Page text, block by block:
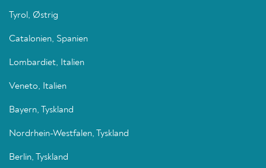
Tyrol, Østrig
Catalonien, Spanien
Lombardiet, Italien
Veneto, Italien
Bayern, Tyskland
Nordrhein-Westfalen, Tyskland
Berlin, Tyskland